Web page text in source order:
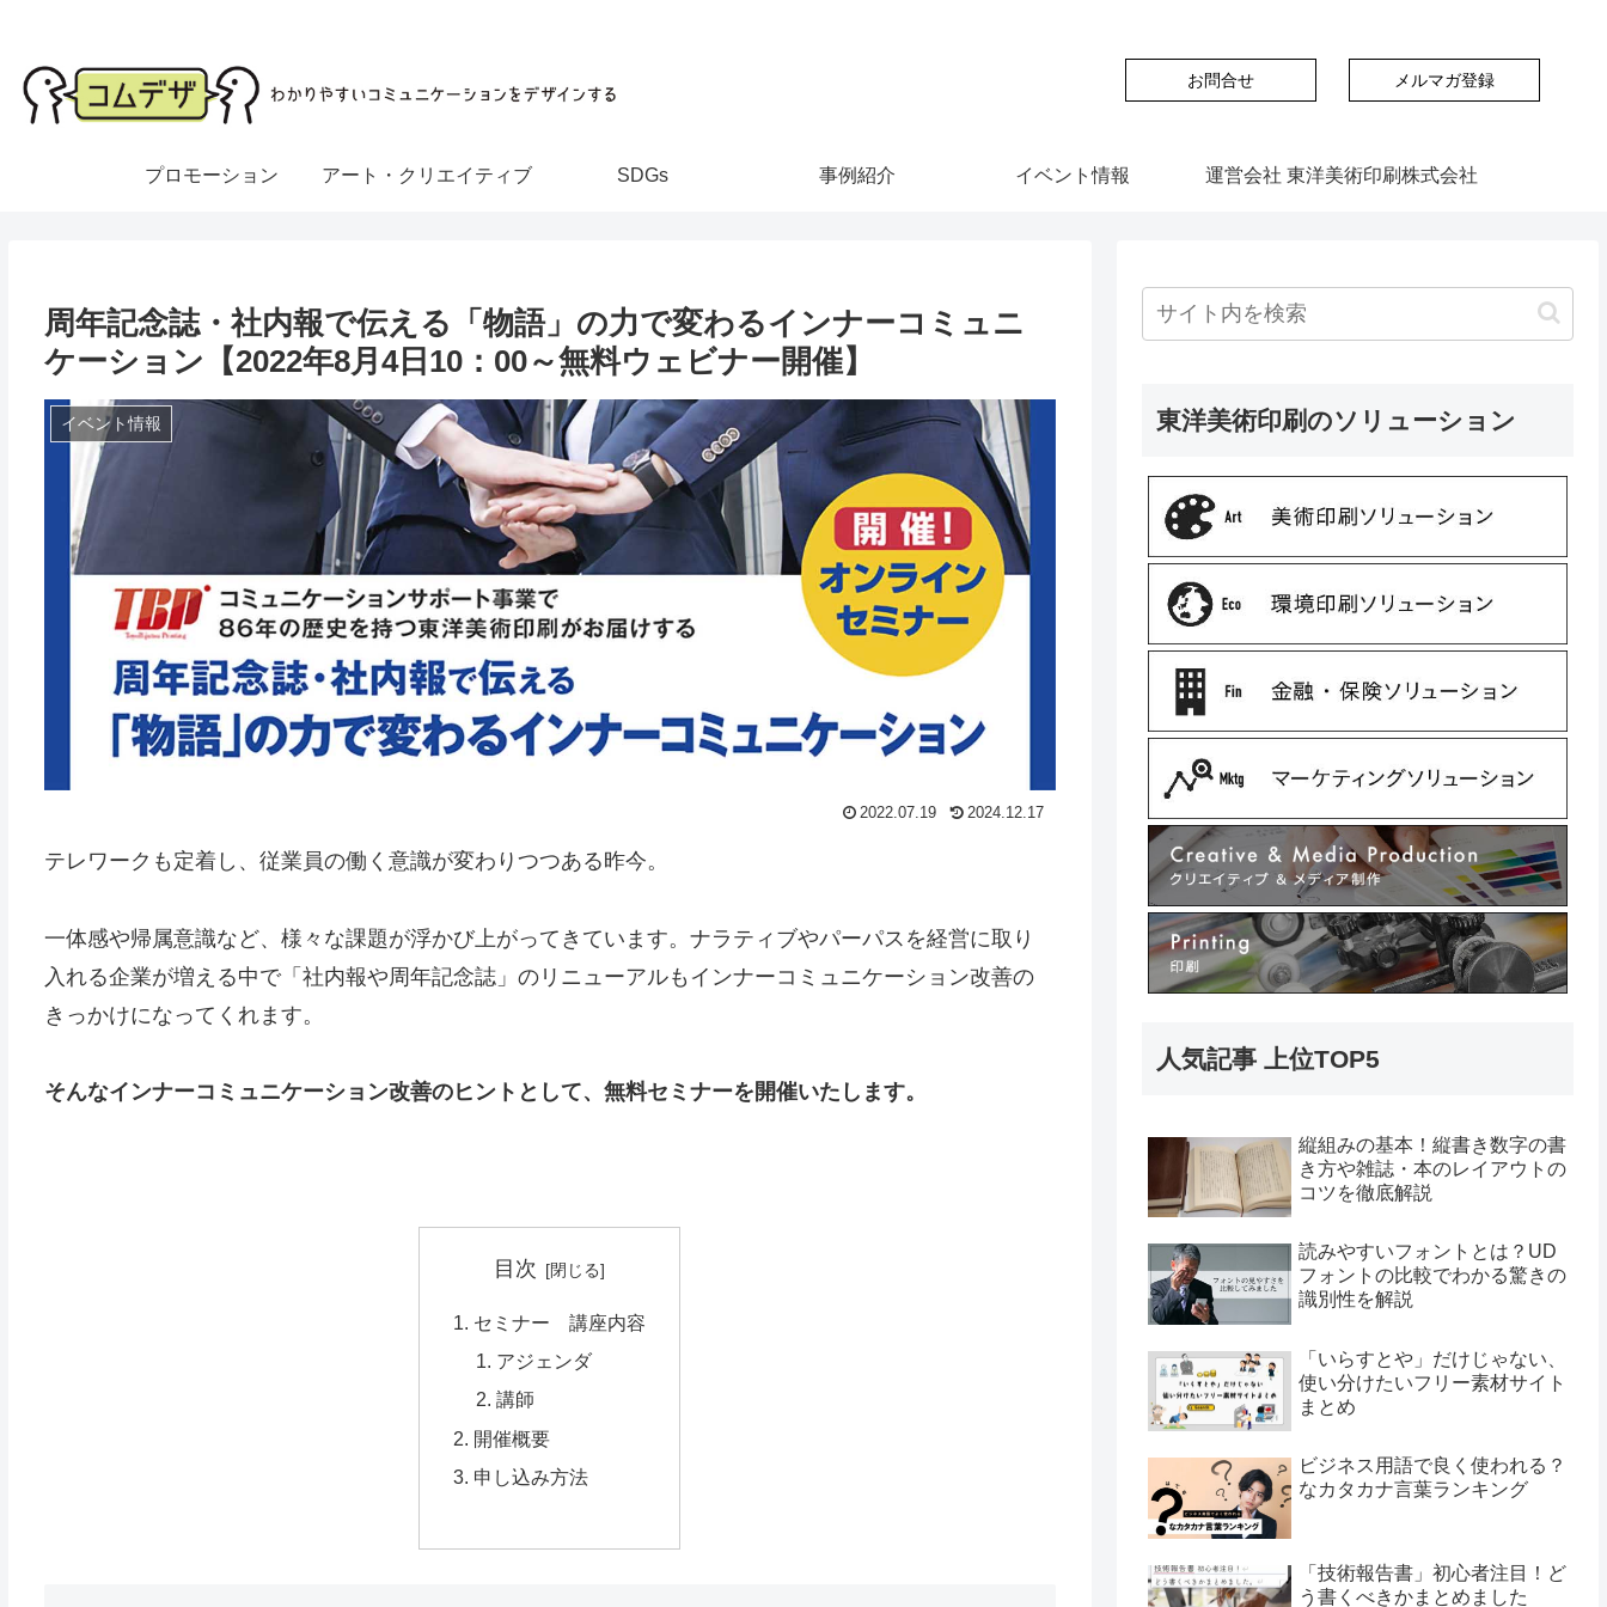
お問合せ メルマガ登録
プロモーション アート・クリエイティブ SDGs 事例紹介 イベント情報 運営会社 東洋美術印刷株式会社
周年記念誌・社内報で伝える「物語」の力で変わるインナーコミュニ
ケーション【2022年8月4日10：00～無料ウェビナー開催】
イベント情報
2022.07.19 2024.12.17
テレワークも定着し、従業員の働く意識が変わりつつある昨今。
一体感や帰属意識など、様々な課題が浮かび上がってきています。ナラティブやパーパスを経営に取り
入れる企業が増える中で「社内報や周年記念誌」のリニューアルもインナーコミュニケーション改善の
きっかけになってくれます。
そんなインナーコミュニケーション改善のヒントとして、無料セミナーを開催いたします。
目次
セミナー 講座内容
アジェンダ
講師
開催概要
申し込み方法
東洋美術印刷のソリューション
人気記事 上位TOP5
縦組みの基本！縦書き数字の書
き方や雑誌・本のレイアウトの
コツを徹底解説
読みやすいフォントとは？UD
フォントの比較でわかる驚きの
識別性を解説
「いらすとや」だけじゃない、
使い分けたいフリー素材サイト
まとめ
ビジネス用語で良く使われる？
なカタカナ言葉ランキング
「技術報告書」初心者注目！ど
う書くべきかまとめました